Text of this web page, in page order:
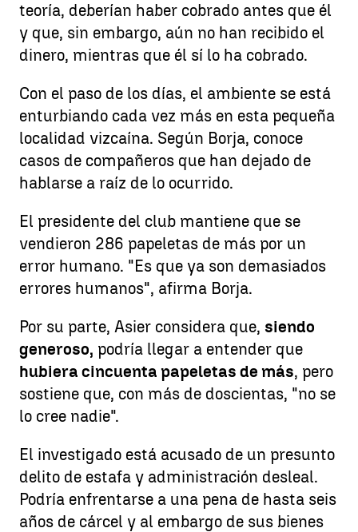
teoría, deberían haber cobrado antes que él
y que, sin embargo, aún no han recibido el
dinero, mientras que él sí lo ha cobrado.
Con el paso de los días, el ambiente se está
enturbiando cada vez más en esta pequeña
localidad vizcaína. Según Borja, conoce
casos de compañeros que han dejado de
hablarse a raíz de lo ocurrido.
El presidente del club mantiene que se
vendieron 286 papeletas de más por un
error humano. "Es que ya son demasiados
errores humanos", afirma Borja.
Por su parte, Asier considera que, siendo
generoso, podría llegar a entender que
hubiera cincuenta papeletas de más, pero
sostiene que, con más de doscientas, "no se
lo cree nadie".
El investigado está acusado de un presunto
delito de estafa y administración desleal.
Podría enfrentarse a una pena de hasta seis
años de cárcel y al embargo de sus bienes